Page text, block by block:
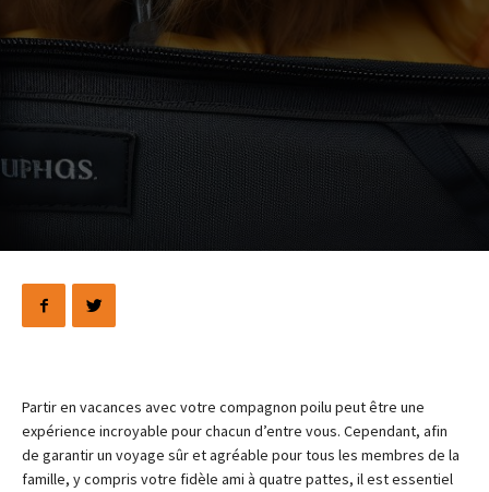
Partir en vacances avec votre compagnon poilu peut être une
expérience incroyable pour chacun d’entre vous. Cependant, afin
de garantir un voyage sûr et agréable pour tous les membres de la
famille, y compris votre fidèle ami à quatre pattes, il est essentiel